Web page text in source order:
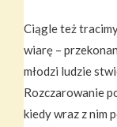
Ciągle też
wiarę –
młodzi ludzie
Rozczarowanie
kiedy wraz z nim